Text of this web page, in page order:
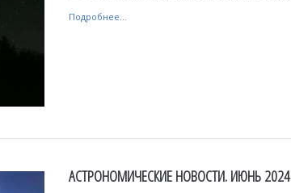
Подробнее...
АСТРОНОМИЧЕСКИЕ НОВОСТИ. ИЮНЬ 2024